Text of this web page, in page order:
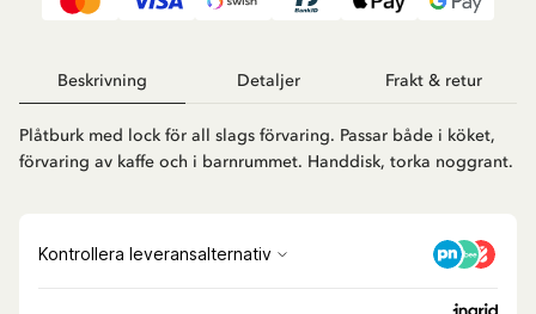
Beskrivning Detaljer Frakt & retur
Plåtburk med lock för all slags förvaring. Passar både i köket,
förvaring av kaffe och i barnrummet. Handdisk, torka noggrant.